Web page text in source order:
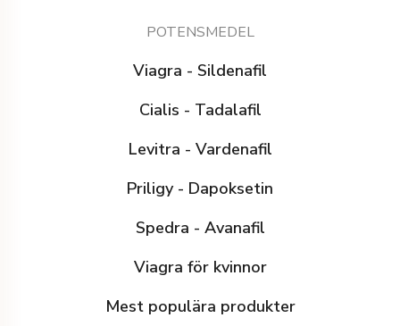
POTENSMEDEL
Viagra - Sildenafil
Cialis - Tadalafil
Levitra - Vardenafil
Priligy - Dapoksetin
Spedra - Avanafil
Viagra för kvinnor
Mest populära produkter